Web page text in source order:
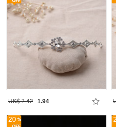
US$ 2.42 1.94
20